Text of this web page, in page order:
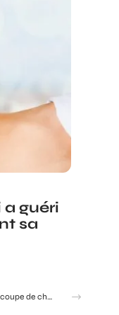
a guéri
sa
Envie de changer de tête ? Simulateur de coupe de cheveux gratuit en ligne